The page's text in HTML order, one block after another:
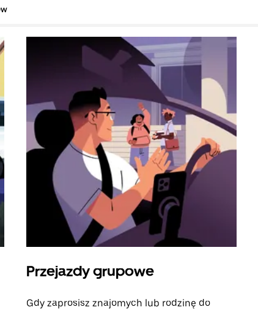
Przejazdy grupowe
Gdy zaprosisz znajomych lub rodzinę do